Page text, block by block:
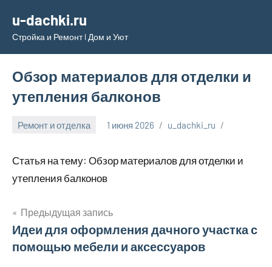
содержимому
u-dachki.ru
Стройка и Ремонт l Дом и Уют
Обзор материалов для отделки и
утепления балконов
Ремонт и отделка 1 июня 2026 u_dachki_ru
Статья на тему: Обзор материалов для отделки и
утепления балконов
Навигация
по
Предыдущая запись
Идеи для оформления дачного участка с
помощью мебели и аксессуаров